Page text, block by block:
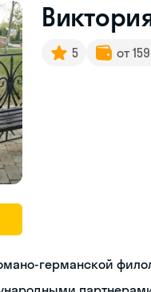
5 от
германской